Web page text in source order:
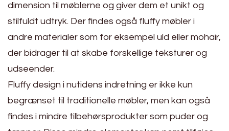
dimension til møblerne og giver dem et unikt og
stilfuldt udtryk. Der findes også fluffy møbler i
andre materialer som for eksempel uld eller mohair,
der bidrager til at skabe forskellige teksturer og
udseender.
Fluffy design i nutidens indretning er ikke kun
begrænset til traditionelle møbler, men kan også
findes i mindre tilbehørsprodukter som puder og